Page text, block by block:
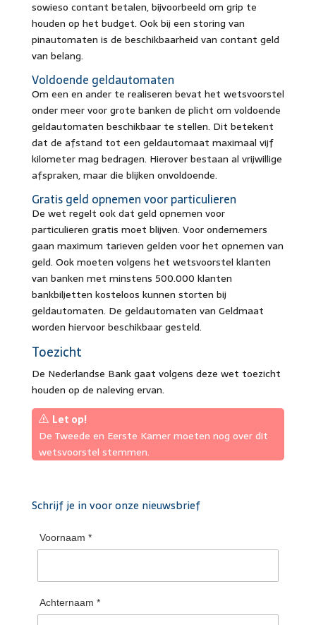
sowieso contant betalen, bijvoorbeeld om grip te
houden op het budget. Ook bij een storing van
pinautomaten is de beschikbaarheid van contant geld
van belang.
Voldoende geldautomaten
Om een en ander te realiseren bevat het wetsvoorstel
onder meer voor grote banken de plicht om voldoende
geldautomaten beschikbaar te stellen. Dit betekent
dat de afstand tot een geldautomaat maximaal vijf
kilometer mag bedragen. Hierover bestaan al vrijwillige
afspraken, maar die blijken onvoldoende.
Gratis geld opnemen voor particulieren
De wet regelt ook dat geld opnemen voor
particulieren gratis moet blijven. Voor ondernemers
gaan maximum tarieven gelden voor het opnemen van
geld. Ook moeten volgens het wetsvoorstel klanten
van banken met minstens 500.000 klanten
bankbiljetten kosteloos kunnen storten bij
geldautomaten. De geldautomaten van Geldmaat
worden hiervoor beschikbaar gesteld.
Toezicht
De Nederlandse Bank gaat volgens deze wet toezicht
houden op de naleving ervan.
Let op!
De Tweede en Eerste Kamer moeten nog over dit
wetsvoorstel stemmen.
Schrijf je in voor onze nieuwsbrief